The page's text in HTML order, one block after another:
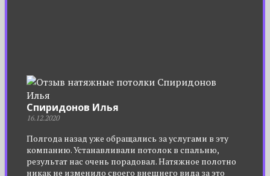
Спиридонов Илья
16.12.2020
Полгода назад уже обращались за услугами в эту
компанию. Устанавливали потолок в спальню,
результат нас очень порадовал. Натяжное полотно
никак не изменило своего внешнего вида за это